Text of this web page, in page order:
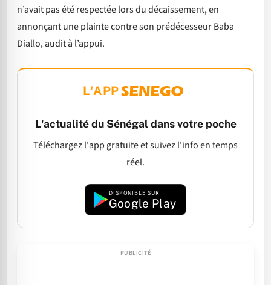
n’avait pas été respectée lors du décaissement, en
annonçant une plainte contre son prédécesseur Baba
Diallo, audit à l’appui.
L'APP
L'actualité du Sénégal dans votre poche
Téléchargez l'app gratuite et suivez l'info en temps
réel.
DISPONIBLE SUR
Google Play